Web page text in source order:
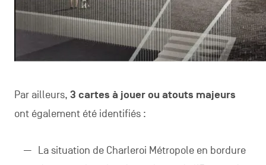
Par ailleurs, 3 cartes à jouer ou atouts majeurs
ont également été identifiés :
La situation de Charleroi Métropole en bordure